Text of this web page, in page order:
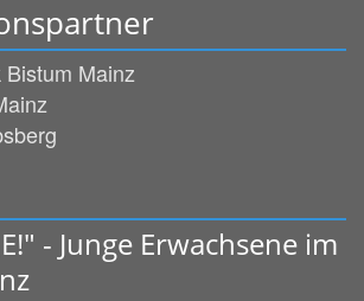
Mainz
- Junge Erwachsene im